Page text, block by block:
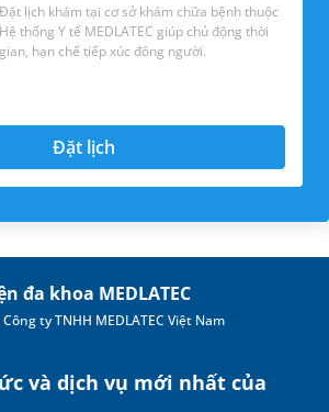
Đặt lịch khám tại cơ sở khám chữa bệnh thuộc
Hệ thống Y tế MEDLATEC giúp chủ động thời
gian, hạn chế tiếp xúc đông người.
Đặt lịch
đa khoa MEDLATEC
ty TNHH MEDLATEC Việt Nam
và dịch vụ mới nhất của